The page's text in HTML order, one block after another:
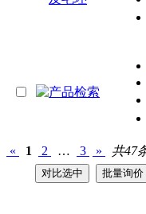
« 1 2 … 3 »
共47